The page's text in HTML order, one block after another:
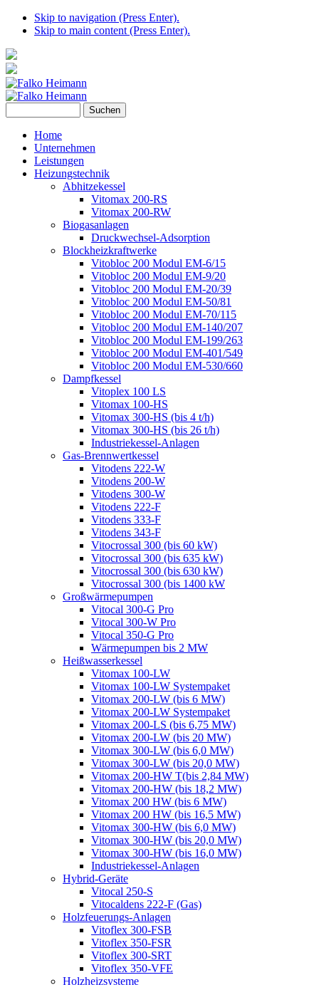
Skip to navigation (Press Enter).
Skip to main content (Press Enter).
Home
Unternehmen
Leistungen
Heizungstechnik
Abhitzekessel
Vitomax 200-RS
Vitomax 200-RW
Biogasanlagen
Druckwechsel-Adsorption
Blockheizkraftwerke
Vitobloc 200 Modul EM-6/15
Vitobloc 200 Modul EM-9/20
Vitobloc 200 Modul EM-20/39
Vitobloc 200 Modul EM-50/81
Vitobloc 200 Modul EM-70/115
Vitobloc 200 Modul EM-140/207
Vitobloc 200 Modul EM-199/263
Vitobloc 200 Modul EM-401/549
Vitobloc 200 Modul EM-530/660
Dampfkessel
Vitoplex 100 LS
Vitomax 100-HS
Vitomax 300-HS (bis 4 t/h)
Vitomax 300-HS (bis 26 t/h)
Industriekessel-Anlagen
Gas-Brennwertkessel
Vitodens 222-W
Vitodens 200-W
Vitodens 300-W
Vitodens 222-F
Vitodens 333-F
Vitodens 343-F
Vitocrossal 300 (bis 60 kW)
Vitocrossal 300 (bis 635 kW)
Vitocrossal 300 (bis 630 kW)
Vitocrossal 300 (bis 1400 kW
Großwärmepumpen
Vitocal 300-G Pro
Vitocal 300-W Pro
Vitocal 350-G Pro
Wärmepumpen bis 2 MW
Heißwasserkessel
Vitomax 100-LW
Vitomax 100-LW Systempaket
Vitomax 200-LW (bis 6 MW)
Vitomax 200-LW Systempaket
Vitomax 200-LS (bis 6,75 MW)
Vitomax 200-LW (bis 20 MW)
Vitomax 300-LW (bis 6,0 MW)
Vitomax 300-LW (bis 20,0 MW)
Vitomax 200-HW T(bis 2,84 MW)
Vitomax 200-HW (bis 18,2 MW)
Vitomax 200 HW (bis 6 MW)
Vitomax 200 HW (bis 16,5 MW)
Vitomax 300-HW (bis 6,0 MW)
Vitomax 300-HW (bis 20,0 MW)
Vitomax 300-HW (bis 16,0 MW)
Industriekessel-Anlagen
Hybrid-Geräte
Vitocal 250-S
Vitocaldens 222-F (Gas)
Holzfeuerungs-Anlagen
Vitoflex 300-FSB
Vitoflex 350-FSR
Vitoflex 300-SRT
Vitoflex 350-VFE
Holzheizsysteme